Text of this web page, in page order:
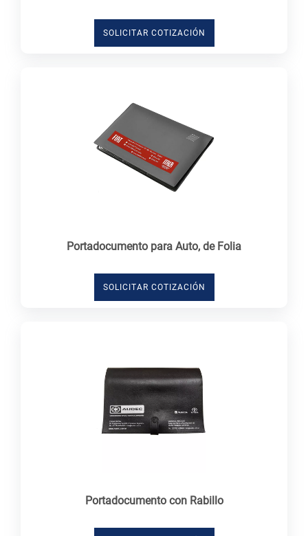
SOLICITAR COTIZACIÓN
Portadocumento para Auto, de Folia
SOLICITAR COTIZACIÓN
Portadocumento con Rabillo